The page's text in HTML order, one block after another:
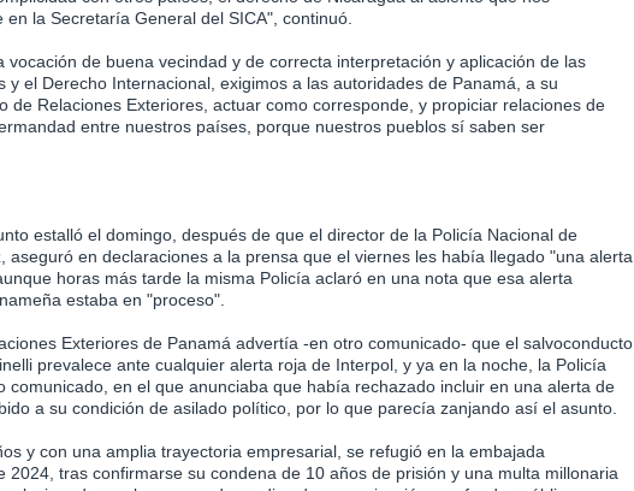
la Secretaría General del SICA", continuó.
vocación de buena vecindad y de correcta interpretación y aplicación de las
y el Derecho Internacional, exigimos a las autoridades de Panamá, a su
de Relaciones Exteriores, actuar como corresponde, y propiciar relaciones de
entre nuestros países, porque nuestros pueblos sí saben ser
estalló el domingo, después de que el director de la Policía Nacional de
aseguró en declaraciones a la prensa que el viernes les había llegado "una alerta
horas más tarde la misma Policía aclaró en una nota que esa alerta
estaba en "proceso".
Exteriores de Panamá advertía -en otro comunicado- que el salvoconducto
prevalece ante cualquier alerta roja de Interpol, y ya en la noche, la Policía
comunicado, en el que anunciaba que había rechazado incluir en una alerta de
a su condición de asilado político, por lo que parecía zanjando así el asunto.
y con una amplia trayectoria empresarial, se refugió en la embajada
2024, tras confirmarse su condena de 10 años de prisión y una multa millonaria